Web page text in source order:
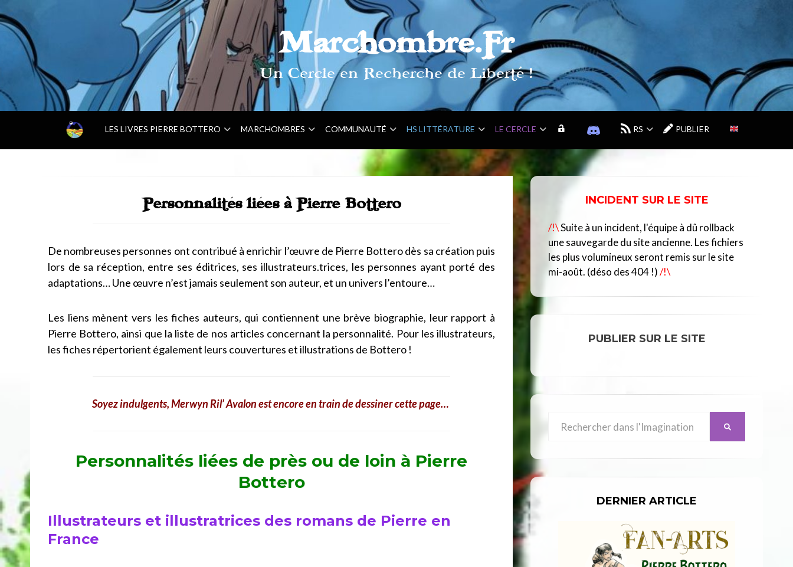
Marchombre.Fr
Un Cercle en Recherche de Liberté !
C
LES LIVRES PIERRE BOTTERO MARCHOMBRES COMMUNAUTÉ HS LITTÉRATURE LE CERCLE
C
O
E
S
O
D
U
C
C
RS PUBLIER
Personnalités liées à Pierre Bottero
De nombreuses personnes ont contribué à enrichir l’œuvre de Pierre Bottero dès sa création puis
lors de sa réception, entre ses éditrices, ses illustrateurs.trices, les personnes ayant porté des
adaptations… Une œuvre n’est jamais seulement son auteur, et un univers l’entoure…
Les liens mènent vers les fiches auteurs, qui contiennent une brève biographie, leur rapport à
Pierre Bottero, ainsi que la liste de nos articles concernant la personnalité. Pour les illustrateurs,
les fiches répertorient également leurs couvertures et illustrations de Bottero !
Soyez indulgents, Merwyn Ril’ Avalon est encore en train de dessiner cette page…
Personnalités liées de près ou de loin à Pierre
Bottero
Illustrateurs et illustratrices des romans de Pierre en
France
INCIDENT SUR LE SITE
/!\Suite à un incident, l'équipe à dû rollback
une sauvegarde du site ancienne. Les fichiers
les plus volumineux seront remis sur le site
mi-août. (déso des 404 !)/!\
PUBLIER SUR LE SITE
for:
DERNIER ARTICLE